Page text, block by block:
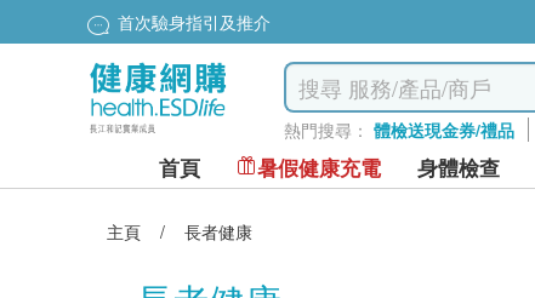
首次驗身指引及推介
熱門搜尋： 體檢送現金券/禮品
首頁 暑假健康充電 身體檢查
主頁 / 長者健康